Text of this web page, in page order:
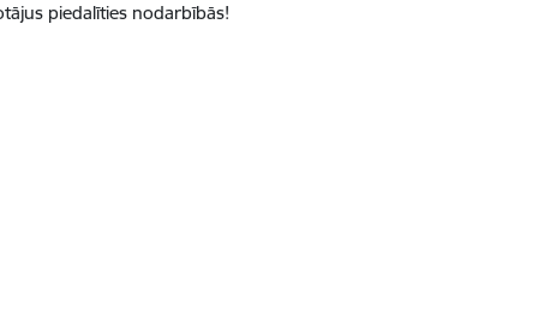
piedalīties nodarbībās!